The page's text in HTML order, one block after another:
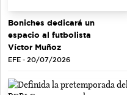
Boniches dedicará un
espacio al futbolista
Víctor Muñoz
EFE - 20/07/2026